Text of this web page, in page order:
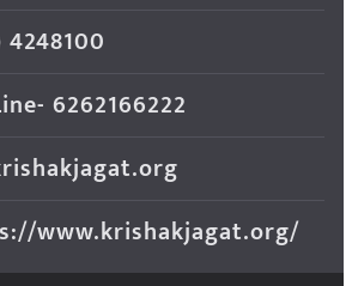
6262166222
www.krishakjagat.org/